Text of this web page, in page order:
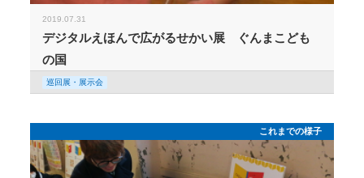
2019.07.31
デジタルえほんで広がるせかい展 ぐんまこども
の国
巡回展・展示会
これまでの様子